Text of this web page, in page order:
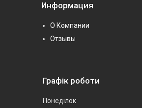
Информация
О Компании
Отзывы
Графік роботи
Понеділок